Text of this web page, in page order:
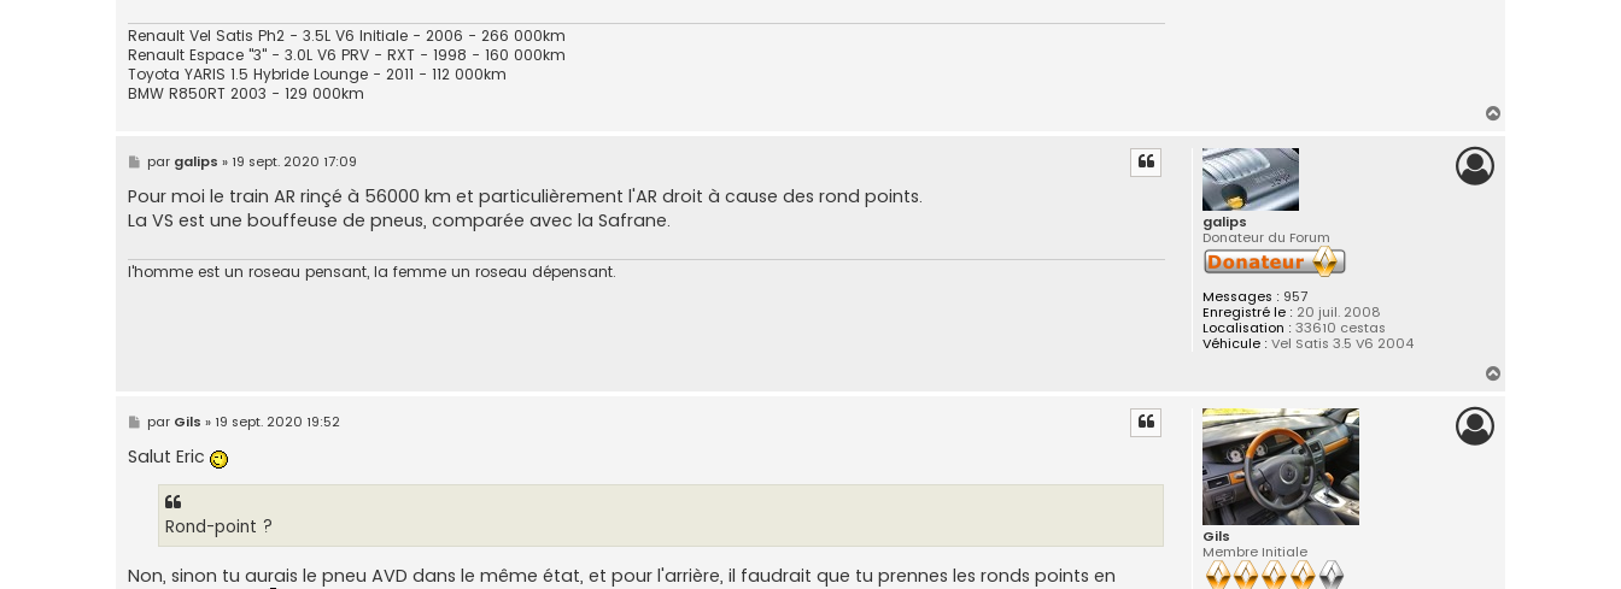
Renault Vel Satis Ph2 - 3.5L V6 Initiale - 2006 - 266 000km
Renault Espace "3" - 3.0L V6 PRV - RXT - 1998 - 160 000km
Toyota YARIS 1.5 Hybride Lounge - 2011 - 112 000km
BMW R850RT 2003 - 129 000km
galips
Donateur du Forum
Messages : 957
Enregistré le : 20 juil. 2008
Localisation : 33610 cestas
Véhicule : Vel Satis 3.5 V6 2004
M
e
s
s
a
par galips » 19 sept. 2020 17:09
Pour moi le train AR rinçé à 56000 km et particulièrement l'AR droit à cause des rond points.
La VS est une bouffeuse de pneus, comparée avec la Safrane.
l'homme est un roseau pensant, la femme un roseau dépensant.
Gils
Membre Initiale
M
e
s
s
par Gils » 19 sept. 2020 19:52
Salut Eric
Rond-point ?
Non, sinon tu aurais le pneu AVD dans le même état, et pour l'arrière, il faudrait que tu prennes les ronds points en